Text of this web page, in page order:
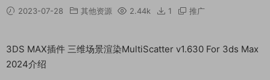
2023-07-28 其他资源 2.44k 1 推广
3DS MAX插件 三维场景渲染MultiScatter v1.630 For 3ds Max
2024介绍